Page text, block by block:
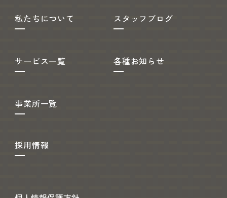
私たちについて
サービス一覧
事業所一覧
スタッフブログ
各種お知らせ
採用情報